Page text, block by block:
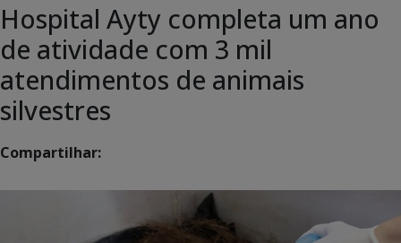
Hospital Ayty completa um ano
de atividade com 3 mil
atendimentos de animais
silvestres
Compartilhar: